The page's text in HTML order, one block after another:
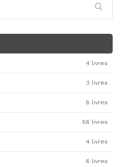
4 livres
3 livres
8 livres
56 livres
4 livres
6 livres